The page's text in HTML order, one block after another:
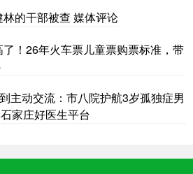
的干部被查 媒体评论
！26年火车票儿童票购票标准，带
主动交流：市八院护航3岁孤独症男
家庄好医生平台